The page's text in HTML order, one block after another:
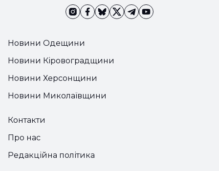
Новини Одещини
Новини Кіровоградщини
Новини Херсонщини
Новини Миколаївщини
Контакти
Про нас
Редакційна політика